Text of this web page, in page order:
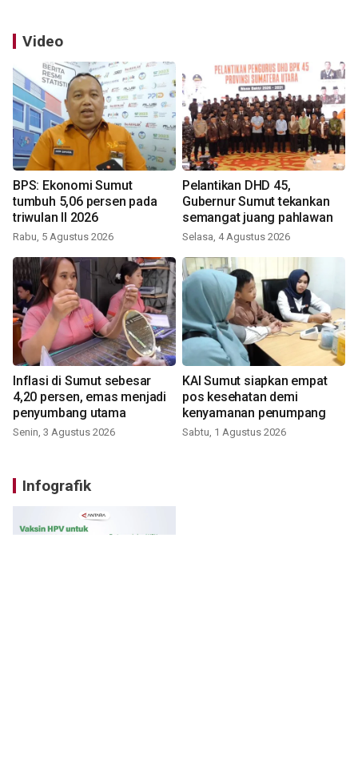
Video
BPS: Ekonomi Sumut
tumbuh 5,06 persen pada
triwulan II 2026
Rabu, 5 Agustus 2026
Pelantikan DHD 45,
Gubernur Sumut tekankan
semangat juang pahlawan
Selasa, 4 Agustus 2026
Inflasi di Sumut sebesar
4,20 persen, emas menjadi
penyumbang utama
Senin, 3 Agustus 2026
KAI Sumut siapkan empat
pos kesehatan demi
kenyamanan penumpang
Sabtu, 1 Agustus 2026
Infografik